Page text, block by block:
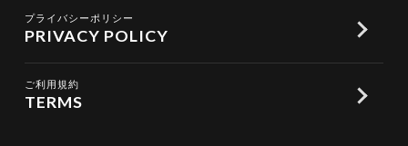
プライバシーポリシー
PRIVACY POLICY
ご利用規約
TERMS